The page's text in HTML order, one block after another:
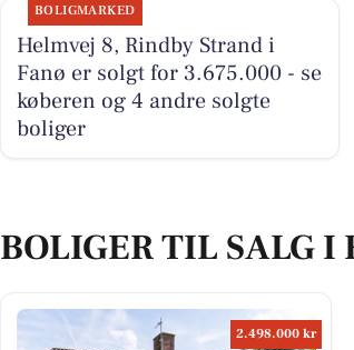
BOLIGMARKED
Helmvej 8, Rindby Strand i
Fanø er solgt for 3.675.000 - se
køberen og 4 andre solgte
boliger
BOLIGER TIL SALG I
2.498.000 kr